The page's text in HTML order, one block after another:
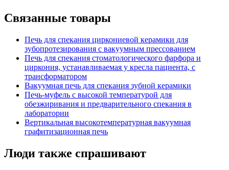
Связанные товары
Печь для спекания циркониевой керамики для
зубопротезирования с вакуумным прессованием
Печь для спекания стоматологического фарфора и
циркония, устанавливаемая у кресла пациента, с
трансформатором
Вакуумная печь для спекания зубной керамики
Печь-муфель с высокой температурой для
обезжиривания и предварительного спекания в
лаборатории
Вертикальная высокотемпературная вакуумная
графитизационная печь
Люди также спрашивают